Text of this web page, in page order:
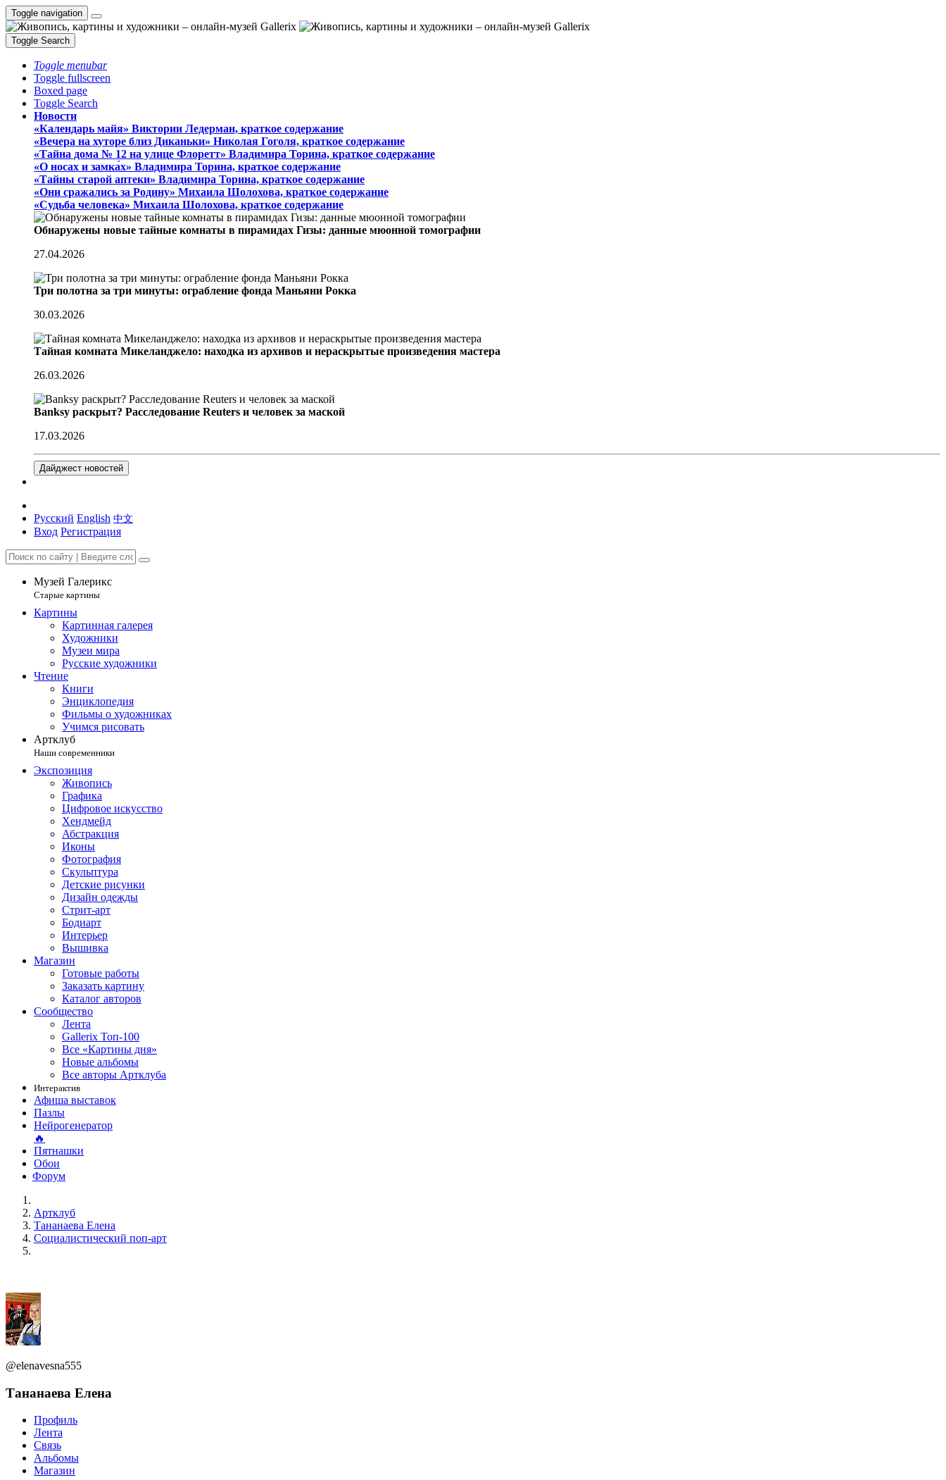
Toggle navigation
Toggle Search
Toggle menubar
Toggle fullscreen
Boxed page
Toggle Search
Новости
«Календарь майя» Виктории Ледерман, краткое содержание
«Вечера на хуторе близ Диканьки» Николая Гоголя, краткое содержание
«Тайна дома № 12 на улице Флоретт» Владимира Торина, краткое содержание
«О носах и замка́х» Владимира Торина, краткое содержание
«Тайны старой аптеки» Владимира Торина, краткое содержание
«Они сражались за Родину» Михаила Шолохова, краткое содержание
«Судьба человека» Михаила Шолохова, краткое содержание
Обнаружены новые тайные комнаты в пирамидах Гизы: данные мюонной томографии
27.04.2026
Три полотна за три минуты: ограбление фонда Маньяни Рокка
30.03.2026
Тайная комната Микеланджело: находка из архивов и нераскрытые произведения мастера
26.03.2026
Banksy раскрыт? Расследование Reuters и человек за маской
17.03.2026
Дайджест новостей
Русский English 中文
Вход Регистрация
Музей Галерикс
Старые картины
Картины
Картинная галерея
Художники
Музеи мира
Русские художники
Чтение
Книги
Энциклопедия
Фильмы о художниках
Учимся рисовать
Артклуб
Наши современники
Экспозиция
Живопись
Графика
Цифровое искусство
Хендмейд
Абстракция
Иконы
Фотография
Скульптура
Детские рисунки
Дизайн одежды
Стрит-арт
Бодиарт
Интерьер
Вышивка
Магазин
Готовые работы
Заказать картину
Каталог авторов
Сообщество
Лента
Gallerix Топ-100
Все «Картины дня»
Новые альбомы
Все авторы Артклуба
Интерактив
Афиша выставок
Пазлы
Нейрогенератор
🔥
Пятнашки
Обои
Форум
Артклуб
Тананаева Елена
Социалистический поп-арт
@elenavesna555
Тананаева Елена
Профиль
Лента
Связь
Альбомы
Магазин